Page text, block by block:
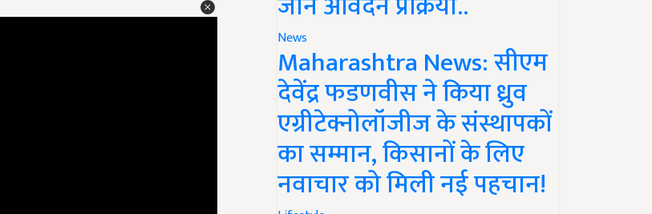
News
Maharashtra News: सीएम
देवेंद्र फडणवीस ने किया ध्रुव
एग्रीटेक्नोलॉजीज के संस्थापकों
का सम्मान, किसानों के लिए
नवाचार को मिली नई पहचान!